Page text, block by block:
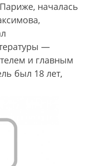
началась
—
и главным
был 18 лет,